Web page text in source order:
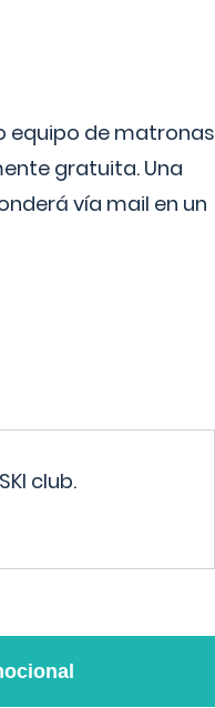
equipo de matronas
gratuita. Una
vía mail en un
club.